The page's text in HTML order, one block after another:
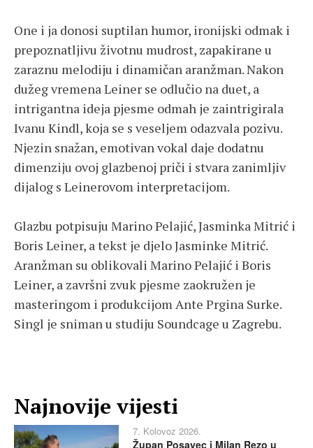
One i ja donosi suptilan humor, ironijski odmak i
prepoznatljivu životnu mudrost, zapakirane u
zaraznu melodiju i dinamičan aranžman. Nakon
dužeg vremena Leiner se odlučio na duet, a
intrigantna ideja pjesme odmah je zaintrigirala
Ivanu Kindl, koja se s veseljem odazvala pozivu.
Njezin snažan, emotivan vokal daje dodatnu
dimenziju ovoj glazbenoj priči i stvara zanimljiv
dijalog s Leinerovom interpretacijom.
Glazbu potpisuju Marino Pelajić, Jasminka Mitrić i
Boris Leiner, a tekst je djelo Jasminke Mitrić.
Aranžman su oblikovali Marino Pelajić i Boris
Leiner, a završni zvuk pjesme zaokružen je
masteringom i produkcijom Ante Prgina Surke.
Singl je sniman u studiju Soundcage u Zagrebu.
Najnovije vijesti
7. Kolovoz 2026.
Župan Posavec i Milan Rezo u